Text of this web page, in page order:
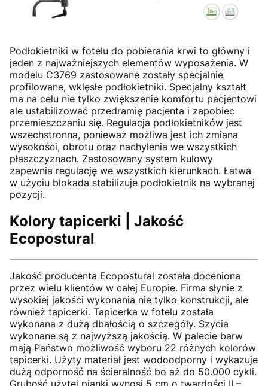
Podłokietniki w fotelu do pobierania krwi to główny i
jeden z najważniejszych elementów wyposażenia. W
modelu C3769 zastosowane zostały specjalnie
profilowane, wklęsłe podłokietniki. Specjalny kształt
ma na celu nie tylko zwiększenie komfortu pacjentowi
ale ustabilizować przedramię pacjenta i zapobiec
przemieszczaniu się. Regulacja podłokietników jest
wszechstronna, ponieważ możliwa jest ich zmiana
wysokości, obrotu oraz nachylenia we wszystkich
płaszczyznach. Zastosowany system kulowy
zapewnia regulację we wszystkich kierunkach. Łatwa
w użyciu blokada stabilizuje podłokietnik na wybranej
pozycji.
Kolory tapicerki | Jakość
Ecopostural
Jakość producenta Ecopostural została doceniona
przez wielu klientów w całej Europie. Firma słynie z
wysokiej jakości wykonania nie tylko konstrukcji, ale
również tapicerki. Tapicerka w fotelu została
wykonana z dużą dbałością o szczegóły. Szycia
wykonane są z najwyższą jakością. W palecie barw
mają Państwo możliwość wyboru 22 różnych kolorów
tapicerki. Użyty materiał jest wodoodporny i wykazuje
dużą odporność na ścieralność bo aż do 50.000 cykli.
Grubość użytej pianki wynosi 5 cm o twardości II –